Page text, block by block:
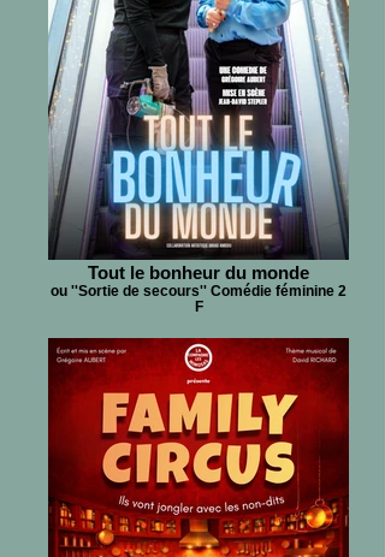
Tout le bonheur du monde
ou ''Sortie de secours'' Comédie féminine 2
F